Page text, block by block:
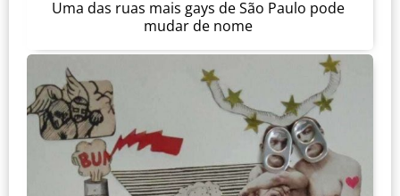
Uma das ruas mais gays de São Paulo pode
mudar de nome